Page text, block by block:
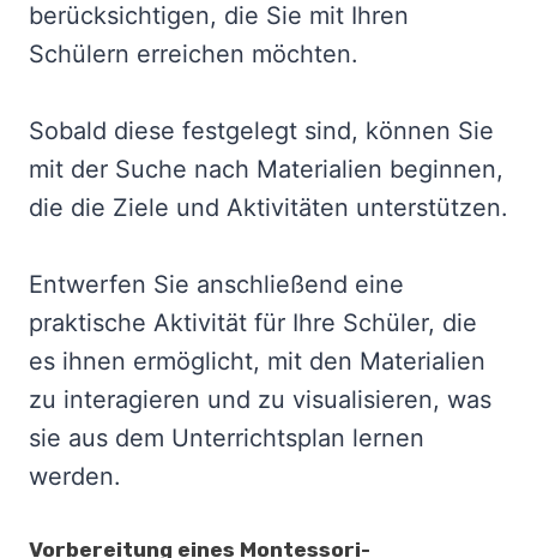
berücksichtigen, die Sie mit Ihren
Schülern erreichen möchten.
Sobald diese festgelegt sind, können Sie
mit der Suche nach Materialien beginnen,
die die Ziele und Aktivitäten unterstützen.
Entwerfen Sie anschließend eine
praktische Aktivität für Ihre Schüler, die
es ihnen ermöglicht, mit den Materialien
zu interagieren und zu visualisieren, was
sie aus dem Unterrichtsplan lernen
werden.
Vorbereitung eines Montessori-